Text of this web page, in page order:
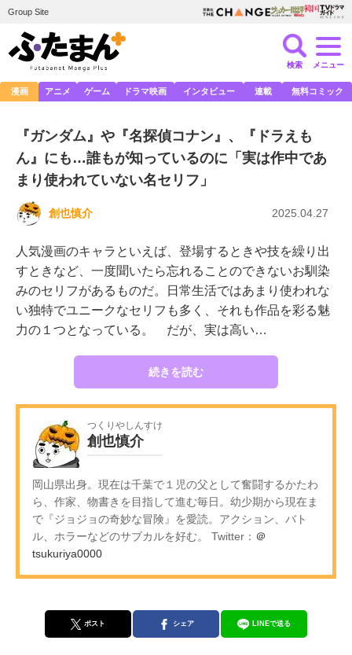
Group Site
検索 メニュー
漫画 アニメ ゲーム ドラマ映画 インタビュー 連載 無料コミック
『ガンダム』や『名探偵コナン』、『ドラえも
ん』にも…誰もが知っているのに「実は作中であ
まり使われていない名セリフ」
創也慎介 2025.04.27
人気漫画のキャラといえば、登場するときや技を繰り出
すときなど、一度聞いたら忘れることのできないお馴染
みのセリフがあるものだ。日常生活ではあまり使われな
い独特でユニークなセリフも多く、それも作品を彩る魅
力の１つとなっている。 だが、実は高い…
続きを読む
つくりやしんすけ
創也慎介
岡山県出身。現在は千葉で１児の父として奮闘するかたわ
ら、作家、物書きを目指して進む毎日。幼少期から現在ま
で『ジョジョの奇妙な冒険』を愛読。アクション、バト
ル、ホラーなどのサブカルを好む。 Twitter： ＠
tsukuriya0000
ポスト シェア LINEで送る